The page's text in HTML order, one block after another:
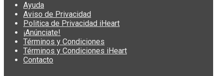
Ayuda
Aviso de Privacidad
Politica de Privacidad iHeart
¡Anúnciate!
Términos y Condiciones
Términos y Condiciones iHeart
Contacto